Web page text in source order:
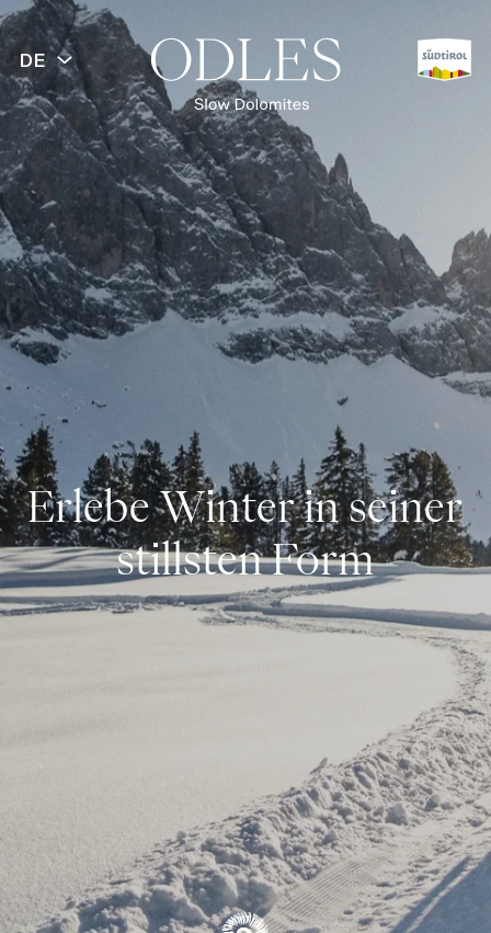
DE
ZURÜCK
Frühling
Sommer
Herbst
Winter
Schneeschuhwandern & Skitouren
Langlaufen
Blog
Erlebe Winter in seiner
stillsten Form